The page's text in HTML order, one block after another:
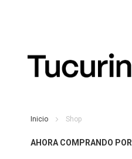
Inicio Shop
AHORA COMPRANDO POR